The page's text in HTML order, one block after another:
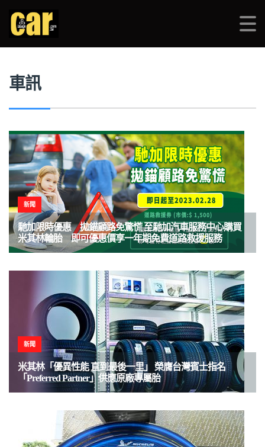
品車CARIMAGE
車訊
新聞
馳加限時優惠 拋錨顧路免驚慌 至馳加汽車服務中心購買
米其林輪胎 即可優惠價享一年期免費道路救援服務
新聞
米其林「優異性能 直到最後一里」 榮膺台灣賓士指名
「Preferred Partner」供應原廠專屬胎